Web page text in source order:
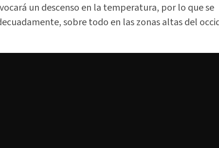
un descenso en la temperatura, por lo que se
sobre todo en las zonas altas del